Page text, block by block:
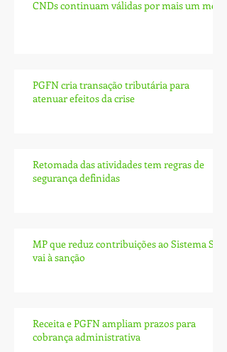
CNDs continuam válidas por mais um mês
PGFN cria transação tributária para
atenuar efeitos da crise
Retomada das atividades tem regras de
segurança definidas
MP que reduz contribuições ao Sistema S
vai à sanção
Receita e PGFN ampliam prazos para
cobrança administrativa